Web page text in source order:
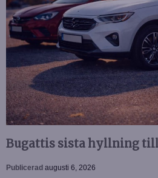
Bugattis sista hyllning
Publicerad augusti 6, 2026